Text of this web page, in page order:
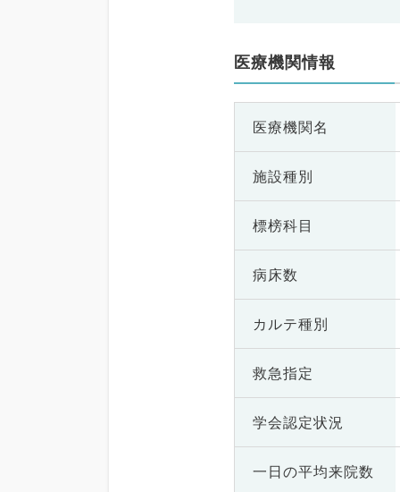
医療機関情報
医療機関名
施設種別
標榜科目
病床数
カルテ種別
救急指定
学会認定状況
一日の平均来院数